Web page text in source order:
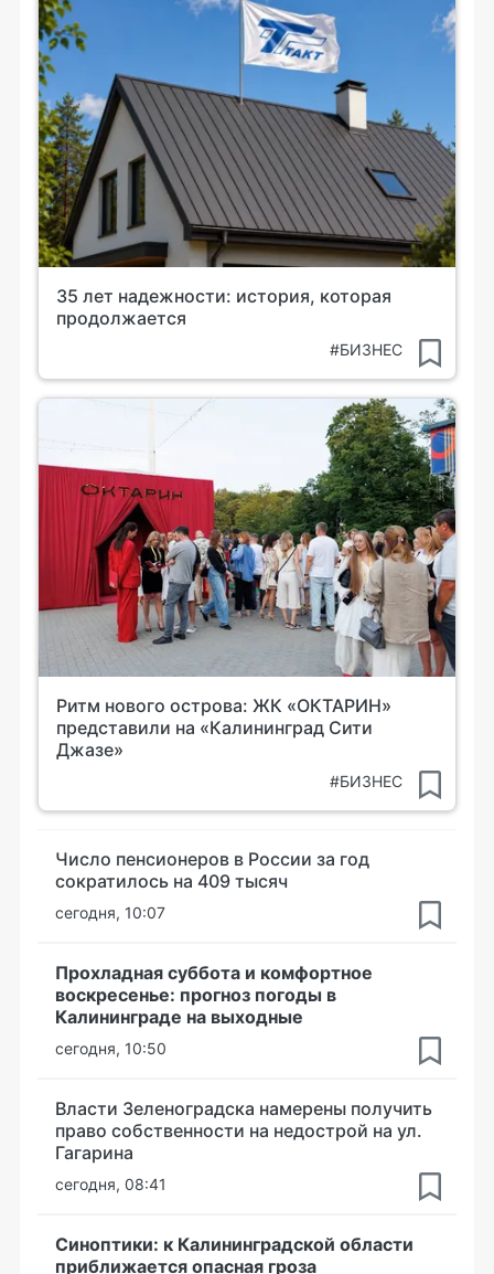
35 лет надежности: история, которая
продолжается
#БИЗНЕС
Ритм нового острова: ЖК «ОКТАРИН»
представили на «Калининград Сити
Джазе»
#БИЗНЕС
Число пенсионеров в России за год
сократилось на 409 тысяч
сегодня, 10:07
Прохладная суббота и комфортное
воскресенье: прогноз погоды в
Калининграде на выходные
сегодня, 10:50
Власти Зеленоградска намерены получить
право собственности на недострой на ул.
Гагарина
сегодня, 08:41
Синоптики: к Калининградской области
приближается опасная гроза